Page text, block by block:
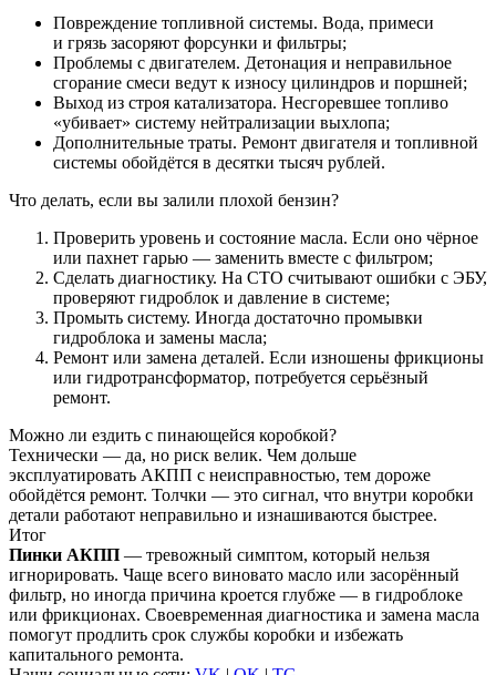
Повреждение топливной системы. Вода, примеси
и грязь засоряют форсунки и фильтры;
Проблемы с двигателем. Детонация и неправильное
сгорание смеси ведут к износу цилиндров и поршней;
Выход из строя катализатора. Несгоревшее топливо
«убивает» систему нейтрализации выхлопа;
Дополнительные траты. Ремонт двигателя и топливной
системы обойдётся в десятки тысяч рублей.
Что делать, если вы залили плохой бензин?
Проверить уровень и состояние масла. Если оно чёрное
или пахнет гарью — заменить вместе с фильтром;
Сделать диагностику. На СТО считывают ошибки с ЭБУ,
проверяют гидроблок и давление в системе;
Промыть систему. Иногда достаточно промывки
гидроблока и замены масла;
Ремонт или замена деталей. Если изношены фрикционы
или гидротрансформатор, потребуется серьёзный
ремонт.
Можно ли ездить с пинающейся коробкой?
Технически — да, но риск велик. Чем дольше
эксплуатировать АКПП с неисправностью, тем дороже
обойдётся ремонт. Толчки — это сигнал, что внутри коробки
детали работают неправильно и изнашиваются быстрее.
Итог
Пинки АКПП — тревожный симптом, который нельзя
игнорировать. Чаще всего виновато масло или засорённый
фильтр, но иногда причина кроется глубже — в гидроблоке
или фрикционах. Своевременная диагностика и замена масла
помогут продлить срок службы коробки и избежать
капитального ремонта.